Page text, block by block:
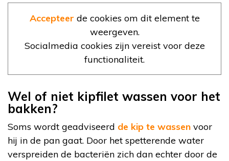
Accepteer de cookies om dit element te
weergeven.
Socialmedia cookies zijn vereist voor deze
functionaliteit.
Wel of niet kipfilet wassen voor het
bakken?
Soms wordt geadviseerd de kip te wassen voor
hij in de pan gaat. Door het spetterende water
verspreiden de bacteriën zich dan echter door de